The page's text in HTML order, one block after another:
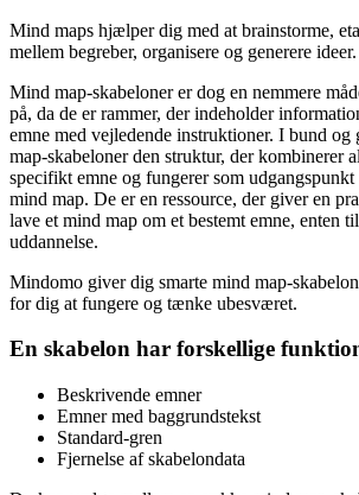
Mind maps hjælper dig med at brainstorme,
mellem begreber, organisere og generere ideer.
Mind map-skabeloner er dog en nemmere
på, da de er rammer, der indeholder
emne med vejledende instruktioner. I bund og
map-skabeloner den struktur, der kombinerer
specifikt emne og fungerer som
mind map. De er en ressource, der giver en
lave et mind map om et bestemt emne, enten
uddannelse.
Mindomo giver dig smarte mind map-
for dig at fungere og tænke ubesværet.
En skabelon har forskellige
Beskrivende emner
Emner med baggrundstekst
Standard-gren
Fjernelse af skabelondata